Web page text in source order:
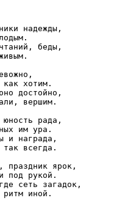
надежды,
беды,
хотим.
достойно,
вершим.
юность рада,
им ура.
и награда,
всегда.
праздник ярок,
под рукой.
сеть загадок,
ритм иной.